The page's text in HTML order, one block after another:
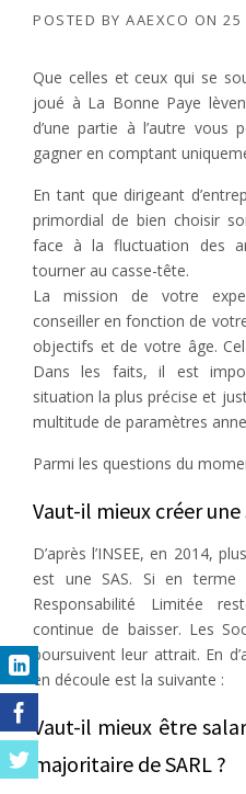
POSTED BY AAEXCO ON 25
Que celles et ceux qui se
joué à La Bonne Paye
d’une partie à l’autre
gagner en comptant
En tant que dirigeant
primordial de bien choisir
face à la fluctuation des
tourner au casse-tête.
La mission de votre
conseiller en fonction de
objectifs et de votre âge.
Dans les faits, il est
situation la plus précise et
multitude de paramètres
Parmi les questions du
Vaut-il mieux créer une
D’après l’INSEE, en 2014,
est une SAS. Si en
Responsabilité Limitée
continue de baisser. Les
poursuivent leur attrait. En
en découle est la suivante :
Vaut-il mieux être
majoritaire de SARL ?